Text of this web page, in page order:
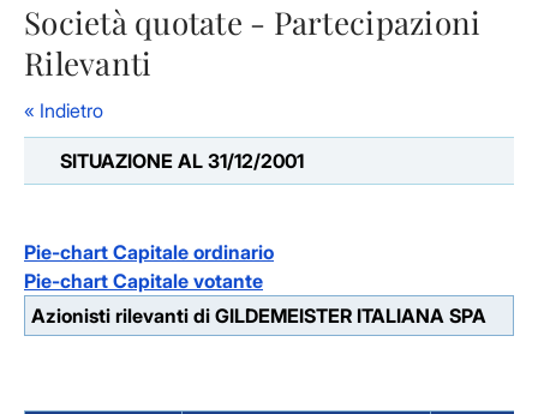
Società quotate - Partecipazioni
Rilevanti
« Indietro
SITUAZIONE AL 31/12/2001
Pie-chart Capitale ordinario
Pie-chart Capitale votante
Azionisti rilevanti di GILDEMEISTER ITALIANA SPA